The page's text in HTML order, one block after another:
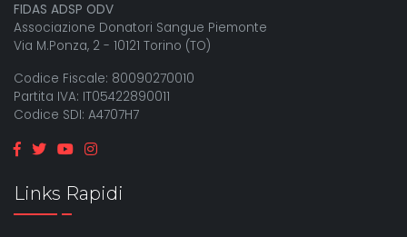
FIDAS ADSP ODV
Associazione Donatori Sangue Piemonte
Via M.Ponza, 2 - 10121 Torino (TO)
Codice Fiscale: 80090270010
Partita IVA: IT05422890011
Codice SDI: A4707H7
Links Rapidi